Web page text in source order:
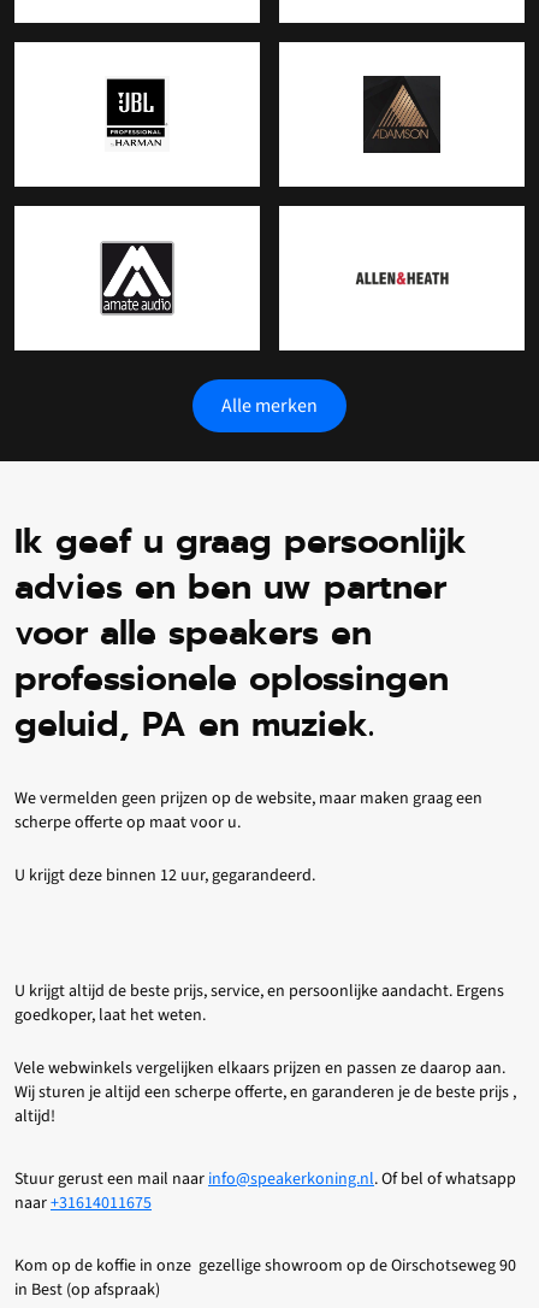
Alle merken
Ik geef u graag persoonlijk
advies en ben uw partner
voor alle speakers en
professionele oplossingen
geluid, PA en muziek.
We vermelden geen prijzen op de website, maar maken graag een
scherpe offerte op maat voor u.
U krijgt deze binnen 12 uur, gegarandeerd.
U krijgt altijd de beste prijs, service, en persoonlijke aandacht. Ergens
goedkoper, laat het weten.
Vele webwinkels vergelijken elkaars prijzen en passen ze daarop aan.
Wij sturen je altijd een scherpe offerte, en garanderen je de beste prijs ,
altijd!
Stuur gerust een mail naar info@speakerkoning.nl. Of bel of whatsapp
naar+31614011675
Kom op de koffie in onze gezellige showroom op de Oirschotseweg 90
in Best (op afspraak)